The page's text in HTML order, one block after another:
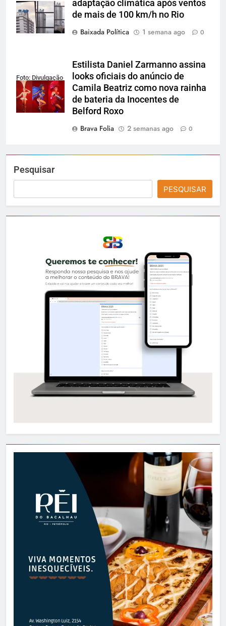
Reprodução
adaptação climática após ventos
de mais de 100 km/h no Rio
Baixada Política
1 semana ago 0
Foto: Divulgação
Estilista Daniel Zarmanno assina
looks oficiais do anúncio de
Camila Beatriz como nova rainha
de bateria da Inocentes de
Belford Roxo
Brava Folia
2 semanas ago 0
Pesquisar
PESQUISAR